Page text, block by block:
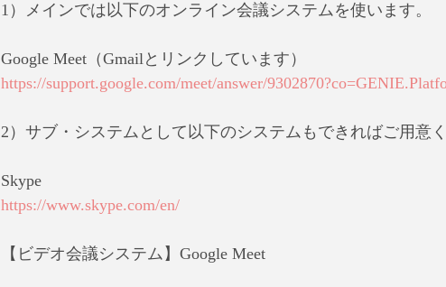
1）メインでは以下のオンライン会議システムを使います。
Google Meet（Gmailとリンクしています）
https://support.google.com/meet/answer/
2）サブ・システムとして以下のシステムもできればご用意く
Skype
https://www.skype.com/en/
【ビデオ会議システム】Google Meet